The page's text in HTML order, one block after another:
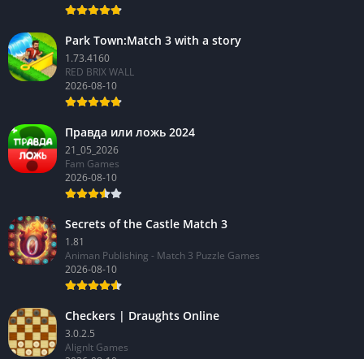
Park Town:Match 3 with a story
1.73.4160
RED BRIX WALL
2026-08-10
Правда или ложь 2024
21_05_2026
Fam Games
2026-08-10
Secrets of the Castle Match 3
1.81
Animan Publishing - Match 3 Puzzle Games
2026-08-10
Checkers | Draughts Online
3.0.2.5
AlignIt Games